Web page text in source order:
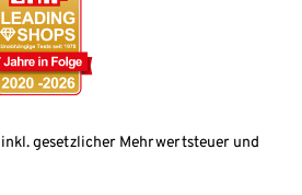
gesetzlicher Mehrwertsteuer und